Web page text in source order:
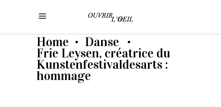
Home • Danse •
Frie Leysen, créatrice du
Kunstenfestivaldesarts :
hommage